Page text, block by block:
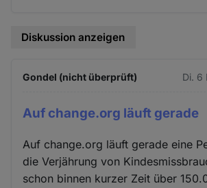
Diskussion anzeigen
Gondel (nicht überprüft) Di. 6
Auf change.org läuft gerade
Auf change.org läuft gerade eine
die Verjährung von
schon binnen kurzer Zeit über